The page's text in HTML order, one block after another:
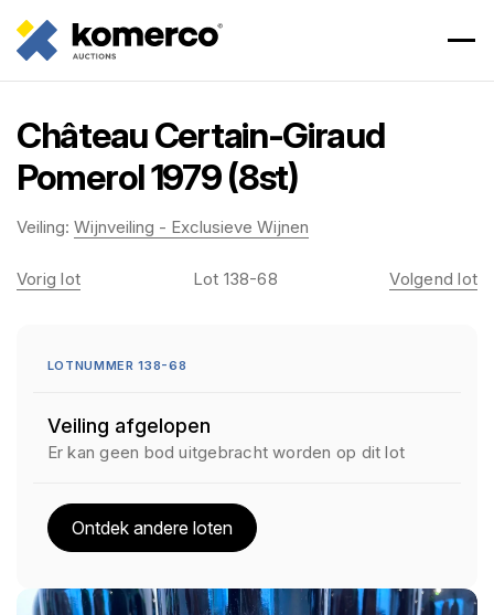
Château Certain-Giraud
Pomerol 1979 (8st)
Veiling: Wijnveiling - Exclusieve Wijnen
Vorig lot Lot 138-68 Volgend lot
LOTNUMMER 138-68
Veiling afgelopen
Er kan geen bod uitgebracht worden op dit lot
Ontdek andere loten